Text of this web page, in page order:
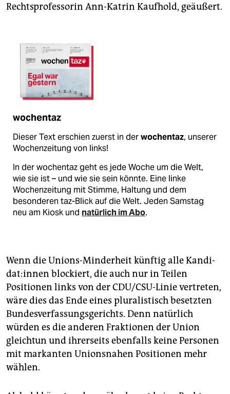
Rechtsprofessorin Ann-Katrin Kaufhold, geäußert.
wochentaz
Dieser Text erschien zuerst in derwochentaz, unserer
Wochenzeitung von links!
In der wochentaz geht es jede Woche um die Welt,
wie sie ist – und wie sie sein könnte. Eine linke
Wochenzeitung mit Stimme, Haltung und dem
besonderen taz-Blick auf die Welt. Jeden Samstag
neu am Kiosk und natürlich im Abo.
Wenn die Unions-Minderheit künftig alle Kan­di­
da­t:in­nen blockiert, die auch nur in Teilen
Positionen links von der CDU/CSU-­Linie vertreten,
wäre dies das Ende eines pluralistisch besetzten
Bundesverfassungsgerichts. Denn natürlich
würden es die anderen Fraktionen der Union
gleichtun und ihrerseits ebenfalls keine Personen
mit markanten Unionsnahen Positionen mehr
wählen.